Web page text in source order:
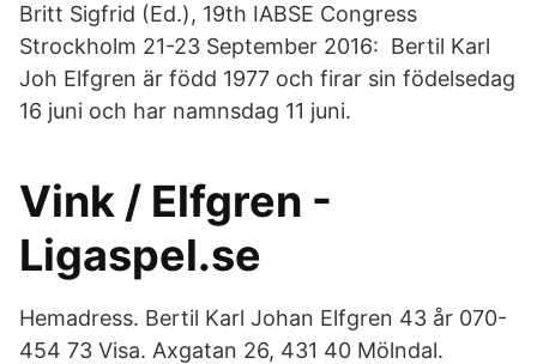
Britt Sigfrid (Ed.), 19th IABSE Congress
Strockholm 21-23 September 2016: Bertil Karl
Joh Elfgren är född 1977 och firar sin födelsedag
16 juni och har namnsdag 11 juni.
Vink / Elfgren -
Ligaspel.se
Hemadress. Bertil Karl Johan Elfgren 43 år 070-
454 73 Visa. Axgatan 26, 431 40 Mölndal.